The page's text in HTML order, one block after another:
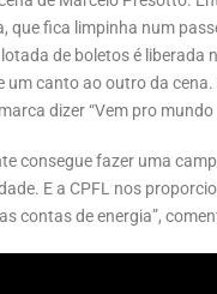
que fica limpinha num
de boletos é
um canto ao outro da
dizer “Vem pro mundo
consegue fazer uma
E a CPFL nos
contas de energia”,